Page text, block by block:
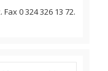
0 324 326 13 72.